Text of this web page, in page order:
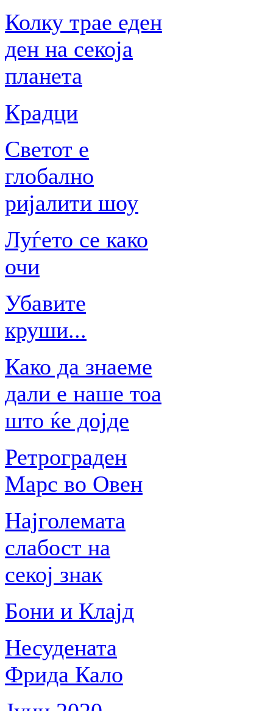
Колку трае еден
ден на секоја
планета
Крадци
Светот е
глобално
ријалити шоу
Луѓето се како
очи
Убавите
круши...
Како да знаеме
дали е наше тоа
што ќе дојде
Ретрограден
Марс во Овен
Најголемата
слабост на
секој знак
Бони и Клајд
Несудената
Фрида Кало